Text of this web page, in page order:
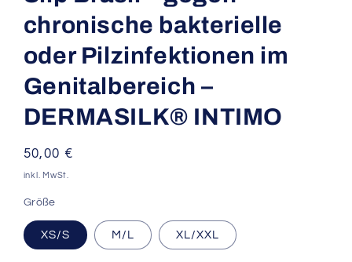
chronische bakterielle
oder Pilzinfektionen im
Genitalbereich –
DERMASILK® INTIMO
Normaler
Preis
50,00 €
inkl. MwSt.
Größe
XS/S M/L XL/XXL